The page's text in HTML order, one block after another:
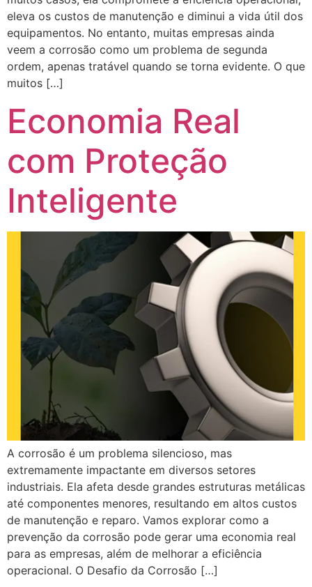
eleva os custos de manutenção e diminui a vida útil dos
equipamentos. No entanto, muitas empresas ainda
veem a corrosão como um problema de segunda
ordem, apenas tratável quando se torna evidente. O que
muitos […]
Economia Real
com Proteção
Inteligente
A corrosão é um problema silencioso, mas
extremamente impactante em diversos setores
industriais. Ela afeta desde grandes estruturas metálicas
até componentes menores, resultando em altos custos
de manutenção e reparo. Vamos explorar como a
prevenção da corrosão pode gerar uma economia real
para as empresas, além de melhorar a eficiência
operacional. O Desafio da Corrosão […]